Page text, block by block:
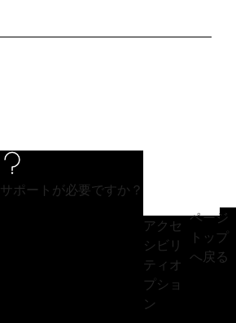
D
O
V
サポートが必要ですか？
アクセ
シビリ
ティオ
プショ
ン
ページ
トップ
へ戻る